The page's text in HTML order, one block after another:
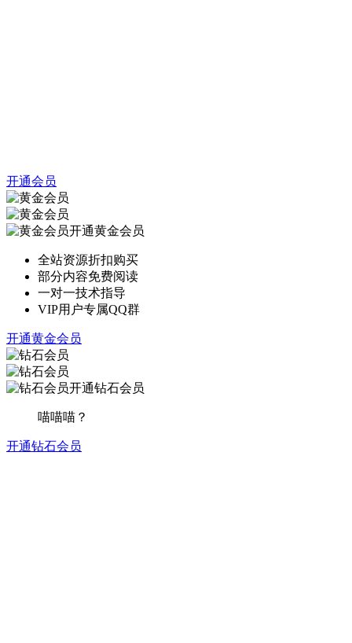
开通会员
开通黄金会员
全站资源折扣购买
部分内容免费阅读
一对一技术指导
VIP用户专属QQ群
开通黄金会员
开通钻石会员
喵喵喵？
开通钻石会员